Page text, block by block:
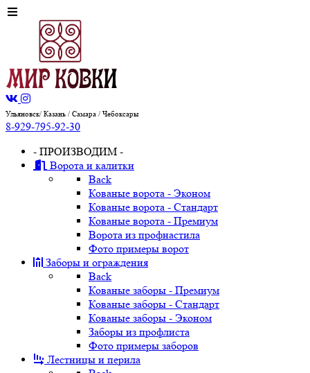
Ульяновск/ Казань / Самара / Чебоксары
8-929-795-92-30
- ПРОИЗВОДИМ -
Ворота и калитки
Back
Кованые ворота - Эконом
Кованые ворота - Стандарт
Кованые ворота - Премиум
Ворота из профнастила
Фото примеры ворот
Заборы и ограждения
Back
Кованые заборы - Премиум
Кованые заборы - Стандарт
Кованые заборы - Эконом
Заборы из профлиста
Фото примеры заборов
Лестницы и перила